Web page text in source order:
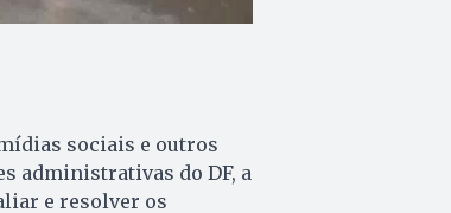
sociais e outros
administrativas do DF, a
e resolver os